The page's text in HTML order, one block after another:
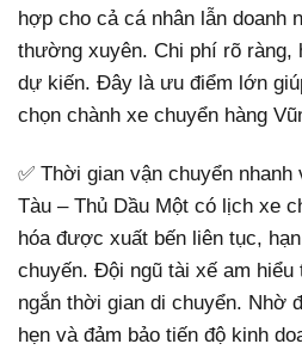
hợp cho cả cá nhân lẫn doanh
thường xuyên. Chi phí rõ ràng,
dự kiến. Đây là ưu điểm lớn
chọn chành xe chuyển hàng
✅ Thời gian vận chuyển nhanh
Tàu – Thủ Dầu Một có lịch xe
hóa được xuất bến liên tục,
chuyến. Đội ngũ tài xế am
ngắn thời gian di chuyển. Nhờ
hẹn và đảm bảo tiến độ kinh